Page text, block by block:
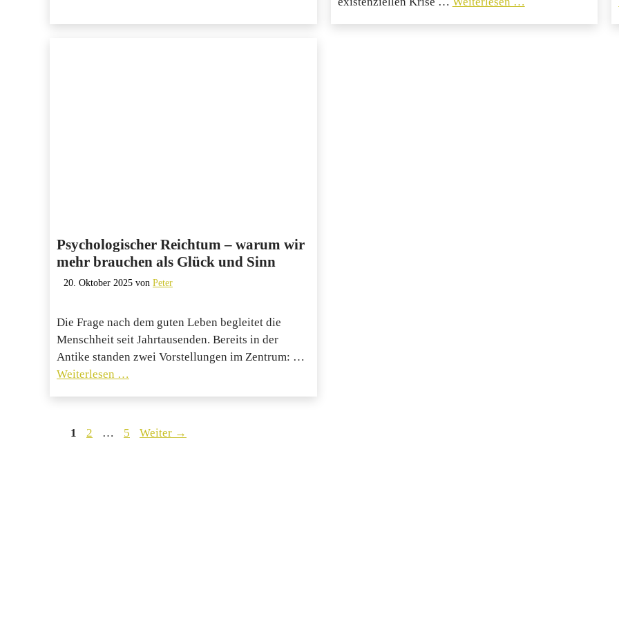
Psychologischer Reichtum – warum wir
mehr brauchen als Glück und Sinn
20. Oktober 2025 von Peter
Die Frage nach dem guten Leben begleitet die
Menschheit seit Jahrtausenden. Bereits in der
Antike standen zwei Vorstellungen im Zentrum: …
Weiterlesen …
Seite
1 Seite
2 … Seite
5 Weiter →